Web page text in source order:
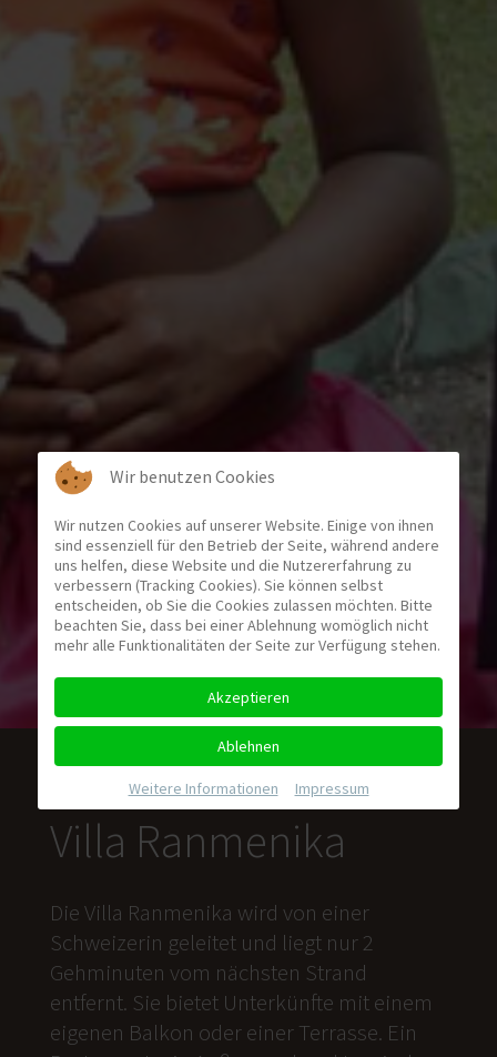
Villa Ranmenika
Die Villa Ranmenika wird von einer
Schweizerin geleitet und liegt nur 2
Gehminuten vom nächsten Strand
entfernt. Sie bietet Unterkünfte mit einem
eigenen Balkon oder einer Terrasse. Ein
Wir benutzen Cookies
Wir nutzen Cookies auf unserer Website. Einige von ihnen
sind essenziell für den Betrieb der Seite, während andere
uns helfen, diese Website und die Nutzererfahrung zu
verbessern (Tracking Cookies). Sie können selbst
entscheiden, ob Sie die Cookies zulassen möchten. Bitte
beachten Sie, dass bei einer Ablehnung womöglich nicht
mehr alle Funktionalitäten der Seite zur Verfügung stehen.
Akzeptieren
Ablehnen
Weitere Informationen Impressum